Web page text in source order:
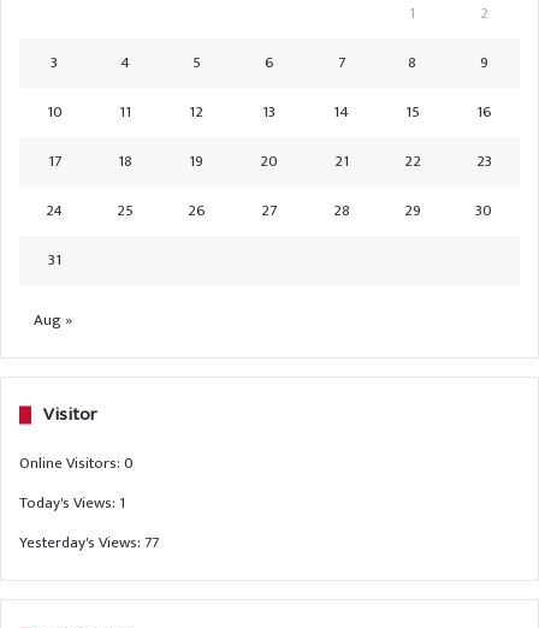
1
2
3
4 5 6 7 8
9
10
11 12 13 14 15
16
17
18 19 20 21 22
23
24
25 26 27 28 29
30
31
Aug »
Visitor
Online Visitors:0
Today's Views: 1
Yesterday's Views: 77